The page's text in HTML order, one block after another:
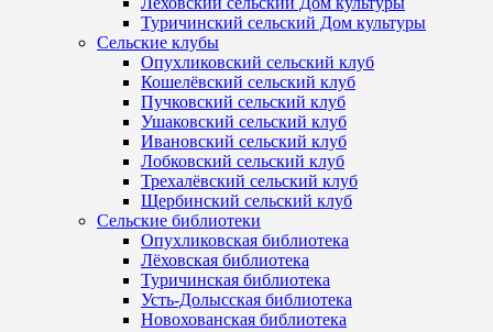
Туричинский сельский Дом культуры
Сельские клубы
Опухликовский сельский клуб
Кошелёвский сельский клуб
Пучковский сельский клуб
Ушаковский сельский клуб
Ивановский сельский клуб
Лобковский сельский клуб
Трехалёвский сельский клуб
Щербинский сельский клуб
Сельские библиотеки
Опухликовская библиотека
Лёховская библиотека
Туричинская библиотека
Усть-Долысская библиотека
Новохованская библиотека